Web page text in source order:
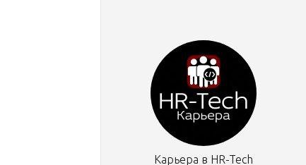
Карьера в HR-Tech